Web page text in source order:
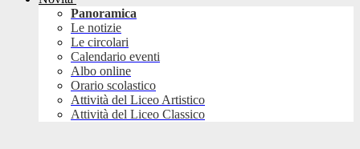
Panoramica
Le notizie
Le circolari
Calendario eventi
Albo online
Orario scolastico
Attività del Liceo Artistico
Attività del Liceo Classico